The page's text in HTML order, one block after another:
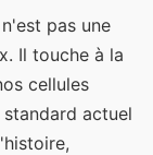
pas une
Il touche à la
cellules
actuel